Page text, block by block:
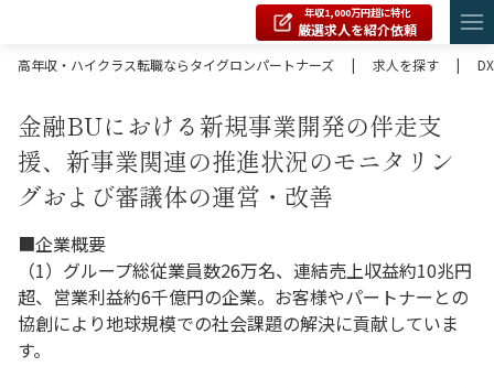
年収1,000万円超に特化
厳選求人を紹介依頼
高年収・ハイクラス転職ならタイグロンパートナーズ
| 求人を探す |
金融BUにおける新規事業開発の伴走支
援、新事業関連の推進状況のモニタリン
グおよび審議体の運営・改善
■企業概要
（1）グループ総従業員数26万名、連結売上収益約10兆円
超、営業利益約6千億円の企業。お客様やパートナーとの
協創により地球規模での社会課題の解決に貢献していま
す。